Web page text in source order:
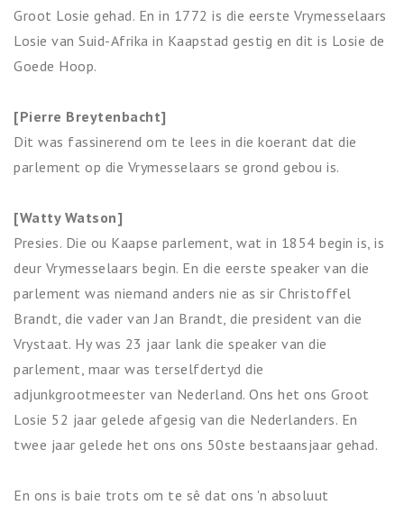
Groot Losie gehad. En in 1772 is die eerste Vrymesselaars
Losie van Suid-Afrika in Kaapstad gestig en dit is Losie de
Goede Hoop.
[Pierre Breytenbacht]
Dit was fassinerend om te lees in die koerant dat die
parlement op die Vrymesselaars se grond gebou is.
[Watty Watson]
Presies. Die ou Kaapse parlement, wat in 1854 begin is, is
deur Vrymesselaars begin. En die eerste speaker van die
parlement was niemand anders nie as sir Christoffel
Brandt, die vader van Jan Brandt, die president van die
Vrystaat. Hy was 23 jaar lank die speaker van die
parlement, maar was terselfdertyd die
adjunkgrootmeester van Nederland. Ons het ons Groot
Losie 52 jaar gelede afgesig van die Nederlanders. En
twee jaar gelede het ons ons 50ste bestaansjaar gehad.
En ons is baie trots om te sê dat ons 'n absoluut